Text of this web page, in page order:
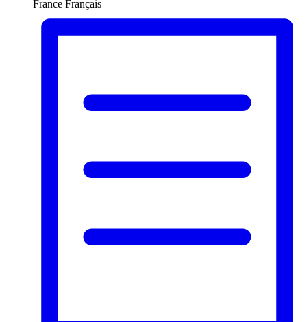
France Français